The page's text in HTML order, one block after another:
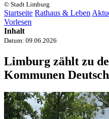
© Stadt Limburg
Startseite Rathaus & Leben
Vorlesen
Inhalt
Datum: 09.06.2026
Limburg zählt zu
Kommunen